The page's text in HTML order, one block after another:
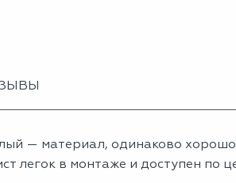
— материал, одинаково
легок в монтаже и доступен по